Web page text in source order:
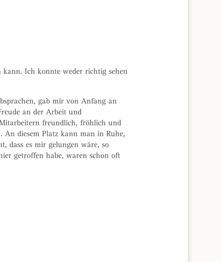
Ich konnte weder richtig sehen
gab mir von Anfang an
an der Arbeit und
freundlich, fröhlich und
An diesem Platz kann man in Ruhe,
dass es mir gelungen wäre, so
getroffen habe, waren schon oft